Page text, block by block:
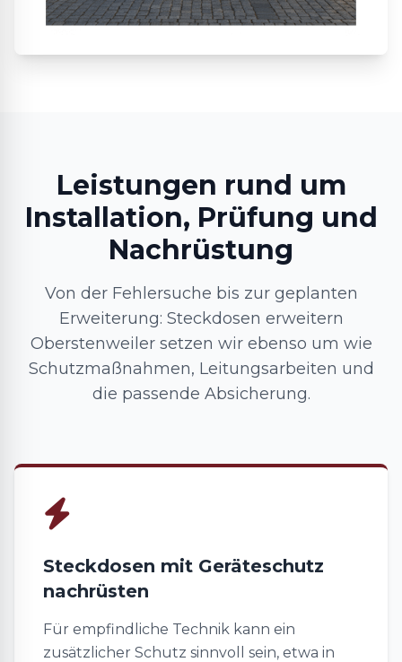
Leistungen rund um
Installation, Prüfung und
Nachrüstung
Von der Fehlersuche bis zur geplanten
Erweiterung: Steckdosen erweitern
Oberstenweiler setzen wir ebenso um wie
Schutzmaßnahmen, Leitungsarbeiten und
die passende Absicherung.
Steckdosen mit Geräteschutz
nachrüsten
Für empfindliche Technik kann ein
zusätzlicher Schutz sinnvoll sein, etwa in